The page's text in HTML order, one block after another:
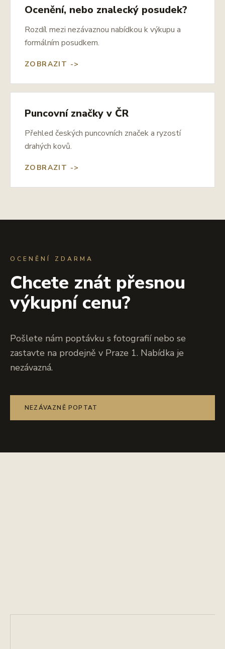
Ocenění, nebo znalecký posudek?
Rozdíl mezi nezávaznou nabídkou k výkupu a
formálním posudkem.
ZOBRAZIT ->
Puncovní značky v ČR
Přehled českých puncovních značek a ryzostí
drahých kovů.
ZOBRAZIT ->
OCENĚNÍ ZDARMA
Chcete znát přesnou
výkupní cenu?
Pošlete nám poptávku s fotografií nebo se
zastavte na prodejně v Praze 1. Nabídka je
nezávazná.
NEZÁVAZNĚ POPTAT